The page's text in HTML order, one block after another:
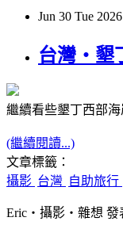
Jun 30 Tue 2026
台灣‧墾
繼續看些墾丁西部海
(繼續閱讀...)
文章標籤：
攝影 台灣 自助旅行
Eric‧攝影‧雜想 發